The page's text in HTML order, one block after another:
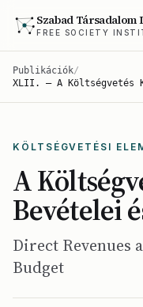
Szabad Társadalom
FREE SOCIETY
Publikációk/
XLII. — A Költségvetés
KÖLTSÉGVETÉSI
A
Bevételei
Direct Revenues
Budget